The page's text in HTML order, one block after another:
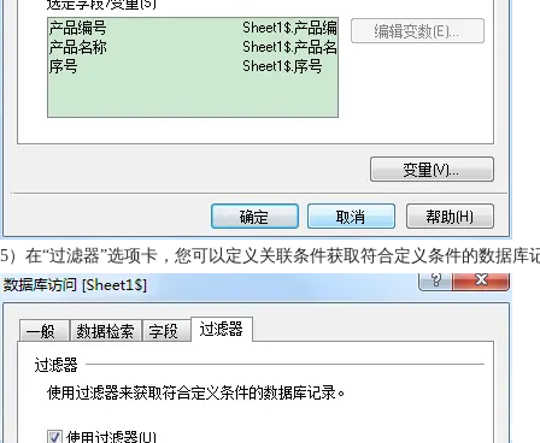
5）在“过滤器”选项卡，您可以定义关联条件获取符合定义条件的数据库